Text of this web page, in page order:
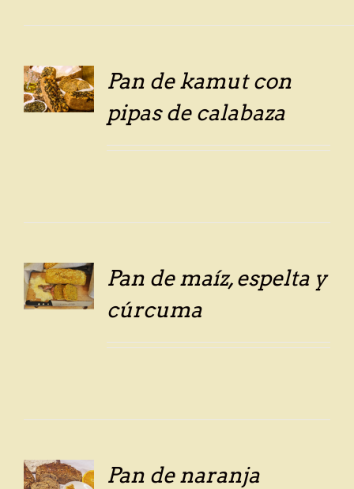
Pan de kamut con
pipas de calabaza
Pan de maíz, espelta y
cúrcuma
Pan de naranja